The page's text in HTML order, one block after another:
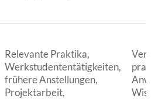
Relevante Praktika,
Werkstudententätigkeiten,
frühere Anstellungen,
Projektarbeit,